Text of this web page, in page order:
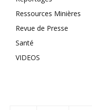
Ressources Minières
Revue de Presse
Santé
VIDEOS